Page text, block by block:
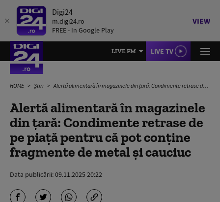
Digi24
m.digi24.ro
FREE - In Google Play
VIEW
LIVE FM LIVE TV
HOME Știri Alertă alimentară în magazinele din țară: Condimente retrase de pe piață pentru că pot conține fragmente de metal și cauciuc
Alertă alimentară în magazinele
din țară: Condimente retrase de
pe piață pentru că pot conține
fragmente de metal și cauciuc
Data publicării:09.11.2025 20:22